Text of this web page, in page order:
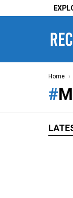
You are
Home